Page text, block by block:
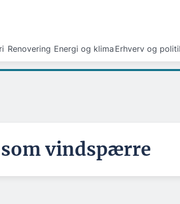
Renovering Energi og klima Erhverv og
vindspærre